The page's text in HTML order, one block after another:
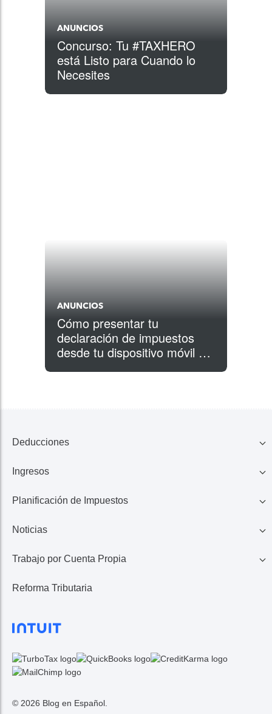
ANUNCIOS
Concurso: Tu #TAXHERO
está Listo para Cuando lo
Necesites
ANUNCIOS
Cómo presentar tu
declaración de impuestos
desde tu dispositivo móvil en
Deducciones
Familia
Educación
Ingresos
401K, IRA, Acciones
Ingresos de Negocio
Planificación de Impuestos
Ahorros
Calculadora de Impuestos
Noticias
Lo Último en Impuestos
Noticias TurboTax
Trabajo por Cuenta Propia
1099 MISC/K
Gastos
Reforma Tributaria
© 2026 Blog en Español.